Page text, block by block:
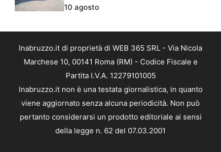
10 agosto
Inabruzzo.it di proprietà di WEB 365 SRL - Via Nicola
Marchese 10, 00141 Roma (RM) - Codice Fiscale e
Partita I.V.A. 12279101005
Inabruzzo.it non è una testata giornalistica, in quanto
viene aggiornato senza alcuna periodicità. Non può
pertanto considerarsi un prodotto editoriale ai sensi
della legge n. 62 del 07.03.2001